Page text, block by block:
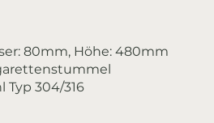
80mm, Höhe: 480mm
Typ 304/316